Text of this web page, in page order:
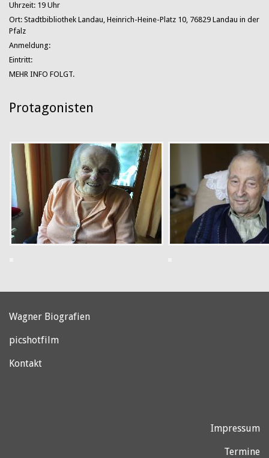
Uhrzeit: 19 Uhr
Ort: Stadtbibliothek Landau, Heinrich-Heine-Platz 10, 76829 Landau in der
Pfalz
Anmeldung:
Eintritt:
MEHR INFO FOLGT.
Protagonisten
Franz Xaver, 100
weiterlesen
Hella, 103
weiterlesen
100
Wagner Biografien
picshotfilm
Kontakt
Impressum
Termine